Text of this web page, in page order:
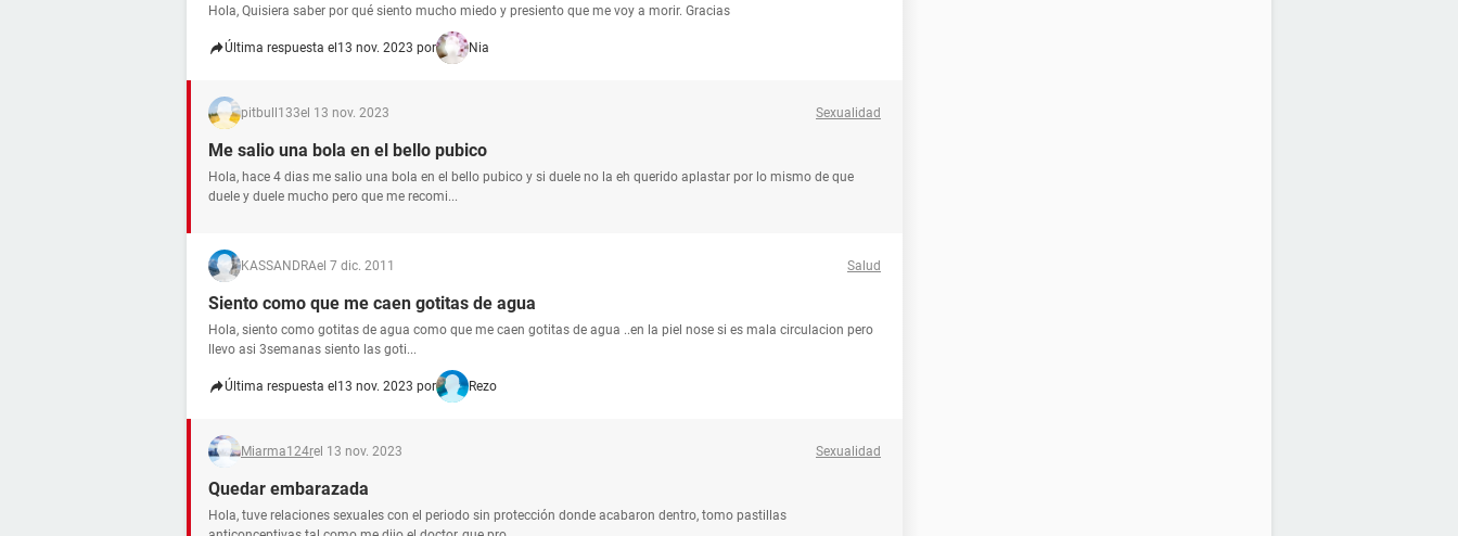
Hola, Quisiera saber por qué siento mucho miedo y presiento que me voy a morir. Gracias
Última respuesta el 13 nov. 2023 por Nia
pitbull133el 13 nov. 2023 Sexualidad
Me salio una bola en el bello pubico
Hola, hace 4 dias me salio una bola en el bello pubico y si duele no la eh querido aplastar por lo mismo de que
duele y duele mucho pero que me recomi...
KASSANDRAel 7 dic. 2011 Salud
Siento como que me caen gotitas de agua
Hola, siento como gotitas de agua como que me caen gotitas de agua ..en la piel nose si es mala circulacion pero
llevo asi 3semanas siento las goti...
Última respuesta el 13 nov. 2023 por Rezo
Miarma124rel 13 nov. 2023 Sexualidad
Quedar embarazada
Hola, tuve relaciones sexuales con el periodo sin protección donde acabaron dentro, tomo pastillas